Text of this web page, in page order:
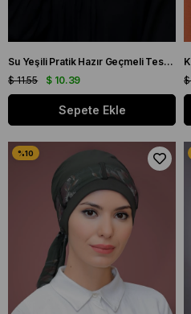
Su Yeşili Pratik Hazır Geçmeli Tesettür Bone Sandy Kumaş Örgülü Güllü Şifon Atkılı 1203A_32
$ 10.39
$ 11.55
Sepete Ekle
$